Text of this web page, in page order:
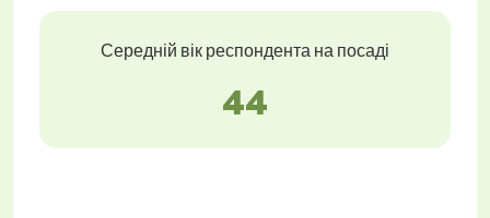
Середній вік респондента на посаді
44